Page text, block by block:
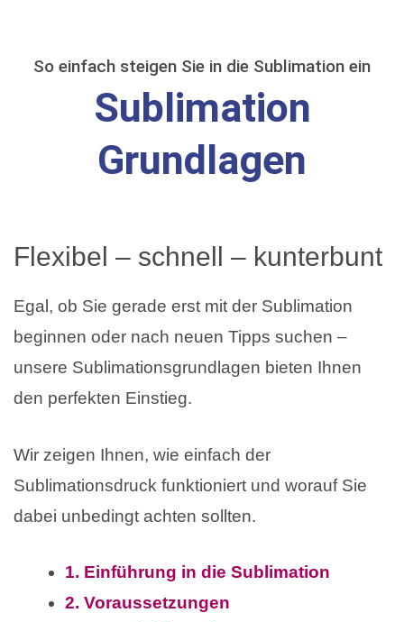
So einfach steigen Sie in die Sublimation ein
Sublimation
Grundlagen
Flexibel – schnell – kunterbunt
Egal, ob Sie gerade erst mit der Sublimation
beginnen oder nach neuen Tipps suchen –
unsere Sublimationsgrundlagen bieten Ihnen
den perfekten Einstieg.
Wir zeigen Ihnen, wie einfach der
Sublimationsdruck funktioniert und worauf Sie
dabei unbedingt achten sollten.
1. Einführung in die Sublimation
2. Voraussetzungen